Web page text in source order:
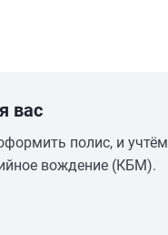
вас
полис, и учтём
вождение (КБМ).